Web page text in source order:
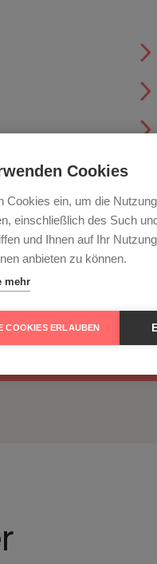
Cookies
Cookies ein, um die
einschließlich des Such
und Ihnen auf Ihr
anbieten zu können.
mehr
COOKIES ERLAUBEN